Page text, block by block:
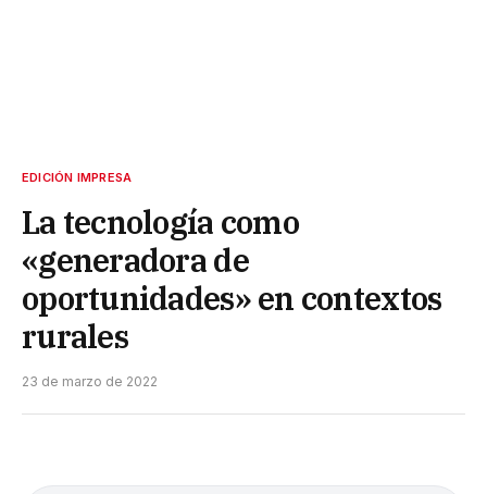
EDICIÓN IMPRESA
La tecnología como
«generadora de
oportunidades» en contextos
rurales
23 de marzo de 2022